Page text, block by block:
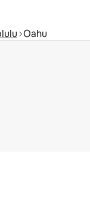
Oahu